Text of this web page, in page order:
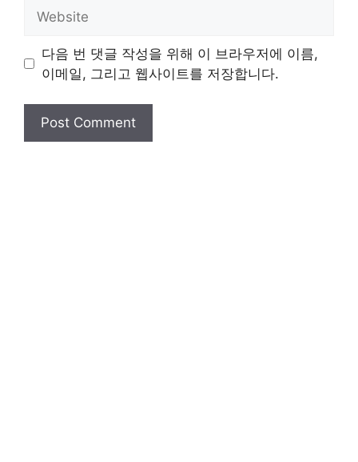
다음 번 댓글 작성을 위해 이 브라우저에 이름,
이메일, 그리고 웹사이트를 저장합니다.